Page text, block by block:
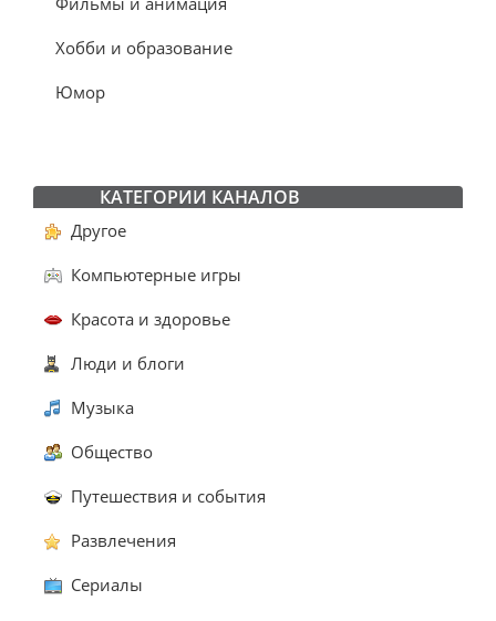
Хобби и образование
Юмор
КАТЕГОРИИ КАНАЛОВ
Другое
Компьютерные игры
Красота и здоровье
Люди и блоги
Музыка
Общество
Путешествия и события
Развлечения
Сериалы